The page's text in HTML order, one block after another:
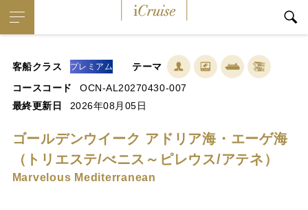
客船クラス プレミアム
テーマ
コースコード
OCN-AL20270430-007
最終更新日
2026年08月05日
ゴールデンウイーク アドリア海・エーゲ海
（トリエステ/べニス～ピレウス/アテネ）
Marvelous Mediterranean